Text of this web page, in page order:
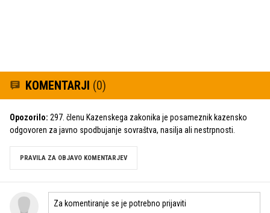
KOMENTARJI (0)
Opozorilo: 297. členu Kazenskega zakonika je posameznik kazensko
odgovoren za javno spodbujanje sovraštva, nasilja ali nestrpnosti.
PRAVILA ZA OBJAVO KOMENTARJEV